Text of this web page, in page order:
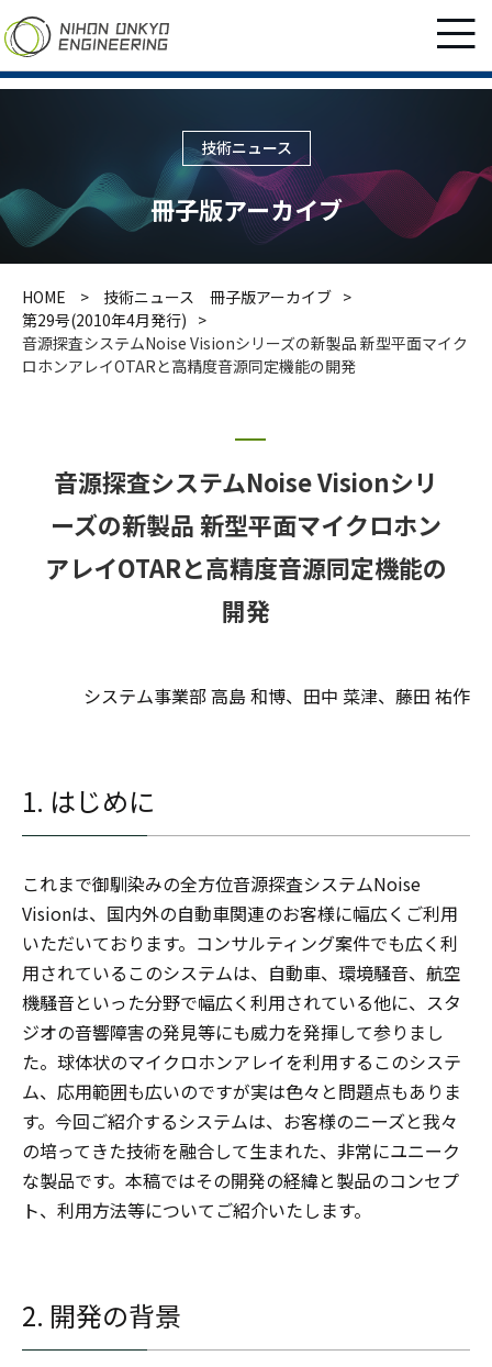
技術ニュース
冊子版アーカイブ
HOME
技術ニュース 冊子版アーカイブ
第29号(2010年4月発行)
音源探査システムNoise Visionシリーズの新製品 新型平面マイク
ロホンアレイOTARと高精度音源同定機能の開発
音源探査システムNoise Visionシリ
ーズの新製品 新型平面マイクロホン
アレイOTARと高精度音源同定機能の
開発
システム事業部 高島 和博、田中 菜津、藤田 祐作
1. はじめに
これまで御馴染みの全方位音源探査システムNoise
Visionは、国内外の自動車関連のお客様に幅広くご利用
いただいております。コンサルティング案件でも広く利
用されているこのシステムは、自動車、環境騒音、航空
機騒音といった分野で幅広く利用されている他に、スタ
ジオの音響障害の発見等にも威力を発揮して参りまし
た。球体状のマイクロホンアレイを利用するこのシステ
ム、応用範囲も広いのですが実は色々と問題点もありま
す。今回ご紹介するシステムは、お客様のニーズと我々
の培ってきた技術を融合して生まれた、非常にユニーク
な製品です。本稿ではその開発の経緯と製品のコンセプ
ト、利用方法等についてご紹介いたします。
2. 開発の背景